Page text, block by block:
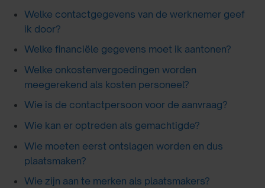
Welke contactgegevens van de werknemer geef
ik door?
Welke financiële gegevens moet ik aantonen?
Welke onkostenvergoedingen worden
meegerekend als kosten personeel?
Wie is de contactpersoon voor de aanvraag?
Wie kan er optreden als gemachtigde?
Wie moeten eerst ontslagen worden en dus
plaatsmaken?
Wie zijn aan te merken als plaatsmakers?